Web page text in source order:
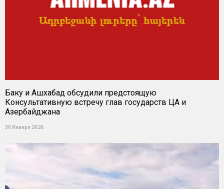
Баку и Ашхабад обсудили предстоящую
Консультативную встречу глав государств ЦА и
Азербайджана
30 Января 2026